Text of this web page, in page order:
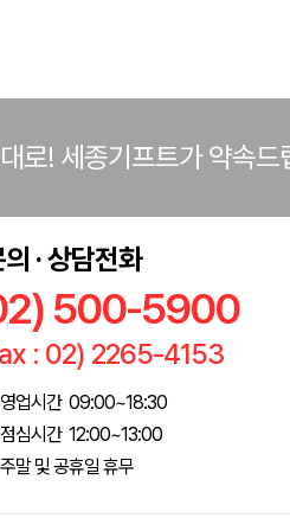
로! 세종기프트가 약속드
· 상담전화
500-5900
: 02) 2265-4153
영업시간 09:00~18:30
점심시간 12:00~13:00
주말 및 공휴일 휴무